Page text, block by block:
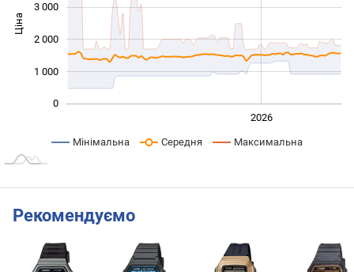
Ціна
0
1 000
2 000
3 000
2026
Мінімальна Середня Максимальна
Рекомендуємо